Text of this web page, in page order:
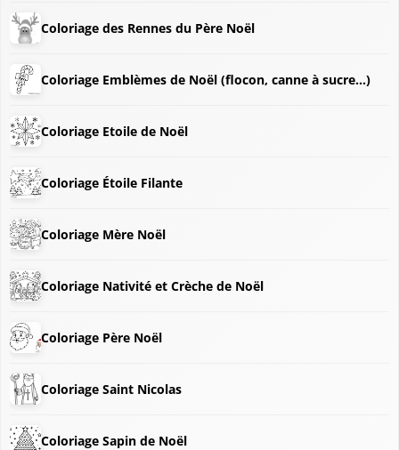
Coloriage des Rennes du Père Noël
Coloriage Emblèmes de Noël (flocon, canne à sucre...)
Coloriage Etoile de Noël
Coloriage Étoile Filante
Coloriage Mère Noël
Coloriage Nativité et Crèche de Noël
Coloriage Père Noël
Coloriage Saint Nicolas
Coloriage Sapin de Noël